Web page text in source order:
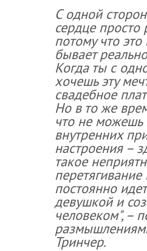
С одной
сердце просто
потому что
бывает
Когда ты с
хочешь эту
свадебное
Но в то же
что не можешь
внутренних
настроения –
такое
постоянно
девушкой и
человеком", –
Тринчер.